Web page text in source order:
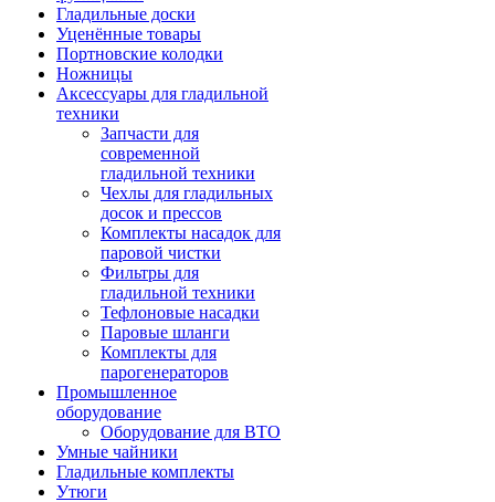
Гладильные доски
Уценённые товары
Портновские колодки
Ножницы
Аксессуары для гладильной
техники
Запчасти для
современной
гладильной техники
Чехлы для гладильных
досок и прессов
Комплекты насадок для
паровой чистки
Фильтры для
гладильной техники
Тефлоновые насадки
Паровые шланги
Комплекты для
парогенераторов
Промышленное
оборудование
Оборудование для ВТО
Умные чайники
Гладильные комплекты
Утюги